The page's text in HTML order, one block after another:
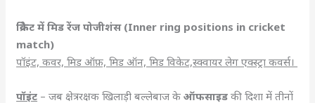
क्रिकेट में मिड रेंज पोजीशंस (Inner ring positions in cricket
match)
पॉइंट, कवर, मिड ऑफ़, मिड ऑन, मिड विकेट,स्क्वायर लेग एक्स्ट्रा कवर्स।
पॉइंट – जब क्षेत्ररक्षक खिलाड़ी बल्लेबाज केऑफसाइडकी दिशा में तीनों